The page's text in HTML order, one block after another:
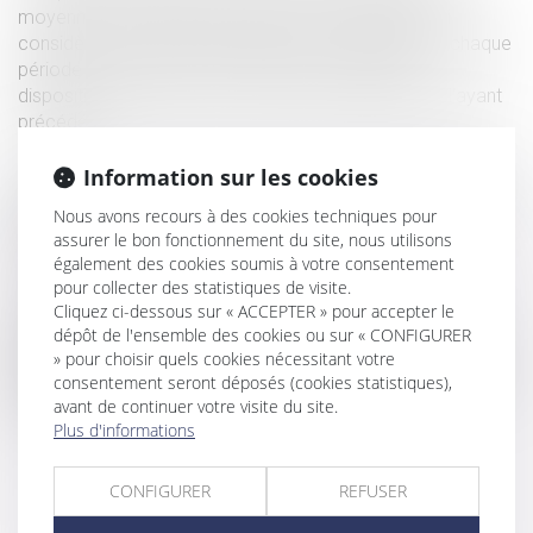
moyenne, est censurée par la Cour de Cassation qui
considère que le calcul du rappel de salaire dû pour chaque
période intersticielle doit s’effectuer au regard des
dispositions de chaque contrat à durée déterminée l’ayant
précédée.
Autrement dit, le calcul doit s’effectuer période intersticielle
contrat qui a immédiatement précédé l’ouverture de la
période intersticielle.
La Cour de Cassation précise par ailleurs, censurant
également la Cour d’Appel sur ce point, que les éventuels
rappels de salaire dus au titre des périodes intersticielles
doivent être pris en compte pour la calcul de l’indemnité de
préavis.
Information sur les cookies
Nous avons recours à des cookies techniques pour
assurer le bon fonctionnement du site, nous utilisons
également des cookies soumis à votre consentement
pour collecter des statistiques de visite.
Cliquez ci-dessous sur « ACCEPTER » pour accepter le
dépôt de l'ensemble des cookies ou sur « CONFIGURER
» pour choisir quels cookies nécessitant votre
consentement seront déposés (cookies statistiques),
avant de continuer votre visite du site.
Plus d'informations
CONFIGURER REFUSER